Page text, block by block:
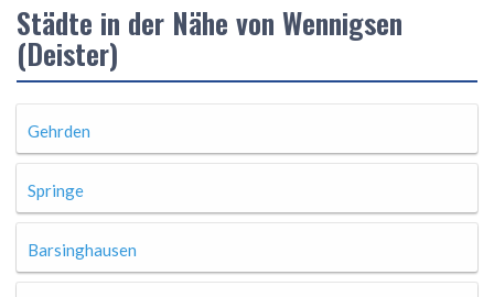
Städte in der Nähe von Wennigsen
(Deister)
Gehrden
Springe
Barsinghausen